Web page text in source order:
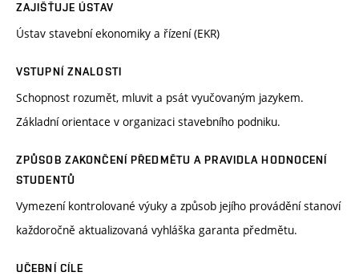
ZAJIŠŤUJE ÚSTAV
Ústav stavební ekonomiky a řízení (EKR)
VSTUPNÍ ZNALOSTI
Schopnost rozumět, mluvit a psát vyučovaným jazykem.
Základní orientace v organizaci stavebního podniku.
ZPŮSOB ZAKONČENÍ PŘEDMĚTU A PRAVIDLA HODNOCENÍ
STUDENTŮ
Vymezení kontrolované výuky a způsob jejího provádění stanoví
každoročně aktualizovaná vyhláška garanta předmětu.
UČEBNÍ CÍLE